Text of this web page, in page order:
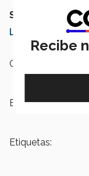
SEGURAMENTE
Logra quinto
Campus:
Escuelas:
Etiquetas:
Recibe